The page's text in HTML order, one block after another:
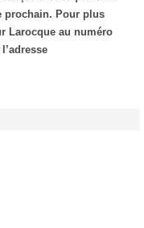
prochain. Pour plus
Larocque au numéro